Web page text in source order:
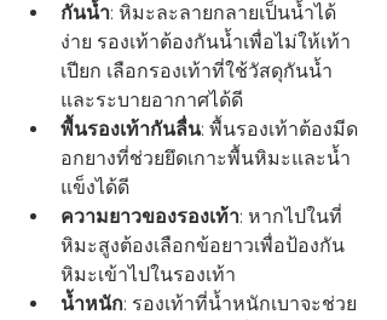
กันน้ำ: หิมะละลายกลายเป็นน้ำได้
ง่าย รองเท้าต้องกันน้ำเพื่อไม่ให้เท้า
เปียก เลือกรองเท้าที่ใช้วัสดุกันน้ำ
และระบายอากาศได้ดี
พื้นรองเท้ากันลื่น: พื้นรองเท้าต้องมีด
อกยางที่ช่วยยึดเกาะพื้นหิมะและน้ำ
แข็งได้ดี
ความยาวของรองเท้า: หากไปในที่
หิมะสูงต้องเลือกข้อยาวเพื่อป้องกัน
หิมะเข้าไปในรองเท้า
น้ำหนัก: รองเท้าที่น้ำหนักเบาจะช่วย